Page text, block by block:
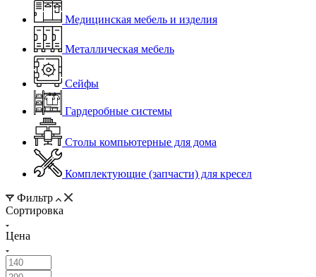
Медицинская мебель и изделия
Металлическая мебель
Сейфы
Гардеробные системы
Столы компьютерные для дома
Комплектующие (запчасти) для кресел
Фильтр
Сортировка
Цена